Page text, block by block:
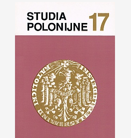
Article
Sidebar